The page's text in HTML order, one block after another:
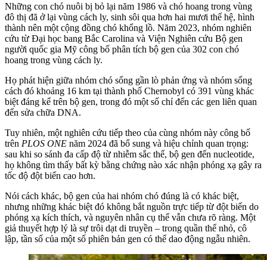
Những con chó nuôi bị bỏ lại năm 1986 và chó hoang trong vùng
đô thị đã ở lại vùng cách ly, sinh sôi qua hơn hai mươi thế hệ, hình
thành nên một cộng đồng chó khổng lồ. Năm 2023, nhóm nghiên
cứu từ Đại học bang Bắc Carolina và Viện Nghiên cứu Bộ gen
người quốc gia Mỹ công bố phân tích bộ gen của 302 con chó
hoang trong vùng cách ly.
Họ phát hiện giữa nhóm chó sống gần lò phản ứng và nhóm sống
cách đó khoảng 16 km tại thành phố Chernobyl có 391 vùng khác
biệt đáng kể trên bộ gen, trong đó một số chỉ đến các gen liên quan
đến sửa chữa DNA.
Tuy nhiên, một nghiên cứu tiếp theo của cùng nhóm này công bố
trên PLOS ONE năm 2024 đã bổ sung và hiệu chỉnh quan trọng:
sau khi so sánh đa cấp độ từ nhiễm sắc thể, bộ gen đến nucleotide,
họ không tìm thấy bất kỳ bằng chứng nào xác nhận phóng xạ gây ra
tốc độ đột biến cao hơn.
Nói cách khác, bộ gen của hai nhóm chó đúng là có khác biệt,
nhưng những khác biệt đó không bắt nguồn trực tiếp từ đột biến do
phóng xạ kích thích, và nguyên nhân cụ thể vẫn chưa rõ ràng. Một
giả thuyết hợp lý là sự trôi dạt di truyền – trong quần thể nhỏ, cô
lập, tần số của một số phiên bản gen có thể dao động ngẫu nhiên.